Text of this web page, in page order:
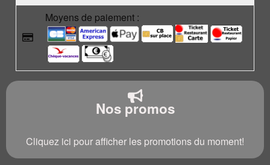
Moyens de paiement :
Nos promos
Cliquez ici pour afficher les promotions du moment!